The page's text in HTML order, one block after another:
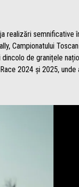
realizări semnificative
Campionatului
de granițele
2024 și 2025,